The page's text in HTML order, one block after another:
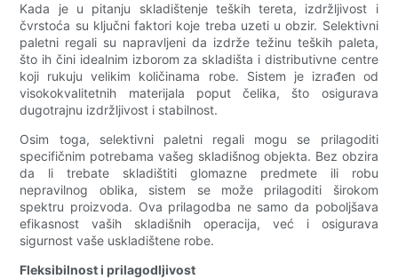
Kada je u pitanju skladištenje teških tereta, izdržljivost i
čvrstoća su ključni faktori koje treba uzeti u obzir. Selektivni
paletni regali su napravljeni da izdrže težinu teških paleta,
što ih čini idealnim izborom za skladišta i distributivne centre
koji rukuju velikim količinama robe. Sistem je izrađen od
visokokvalitetnih materijala poput čelika, što osigurava
dugotrajnu izdržljivost i stabilnost.
Osim toga, selektivni paletni regali mogu se prilagoditi
specifičnim potrebama vašeg skladišnog objekta. Bez obzira
da li trebate skladištiti glomazne predmete ili robu
nepravilnog oblika, sistem se može prilagoditi širokom
spektru proizvoda. Ova prilagodba ne samo da poboljšava
efikasnost vaših skladišnih operacija, već i osigurava
sigurnost vaše uskladištene robe.
Fleksibilnost i prilagodljivost